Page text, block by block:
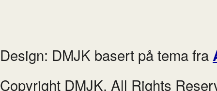
Design: DMJK basert på tema fra
Copyright DMJK. All Rights